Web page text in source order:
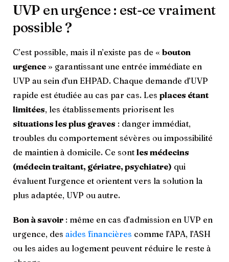
UVP en urgence : est-ce vraiment
possible ?
C’est possible, mais il n’existe pas de « bouton
urgence » garantissant une entrée immédiate en
UVP au sein d’un EHPAD. Chaque demande d’UVP
rapide est étudiée au cas par cas. Les places étant
limitées, les établissements priorisent les
situations les plus graves : danger immédiat,
troubles du comportement sévères ou impossibilité
de maintien à domicile. Ce sont les médecins
(médecin traitant, gériatre, psychiatre) qui
évaluent l’urgence et orientent vers la solution la
plus adaptée, UVP ou autre.
Bon à savoir : même en cas d’admission en UVP en
urgence, des aides financières comme l’APA, l’ASH
ou les aides au logement peuvent réduire le reste à